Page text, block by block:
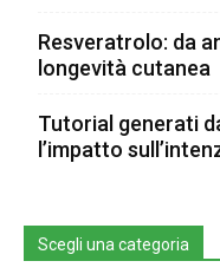
Resveratrolo: da
longevità cutanea
Tutorial generati
l’impatto
Scegli una categoria